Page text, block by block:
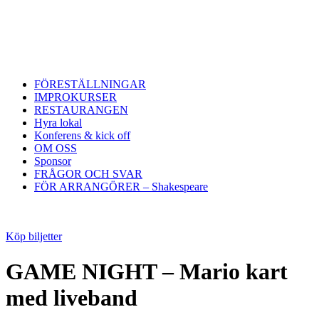
FÖRESTÄLLNINGAR
IMPROKURSER
RESTAURANGEN
Hyra lokal
Konferens & kick off
OM OSS
Sponsor
FRÅGOR OCH SVAR
FÖR ARRANGÖRER – Shakespeare
Köp biljetter
GAME NIGHT – Mario kart
med liveband